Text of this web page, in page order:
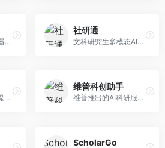
专业英文论文写作器，支持学术论文全流程。面向留学生和国际期刊投稿者，提供英文论文撰写、润色、格式调整等服务，学术英语表达规范。
社研通
文科研究生多模态AI学术写作平台。面向文科研究生和社科研究者，提供文献综述、理论分析、定性研究辅助等服务，文科研究方法论支持完善。
AI论文写作平台，提供无限改稿服务。面向高校学生和学术研究者，支持论文选题、大纲生成、内容撰写、查重修改等全流程服务，改稿次数不限，服务质量有保障。
维普科创助手
维普推出的AI科研服务平台，整合学术资源与智能写作。面向科研人员和高校师生，提供文献检索、论文写作、查重检测等一站式服务，学术资源权威可靠。
ScholarGo